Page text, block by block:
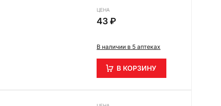
ЦЕНА
43 ₽
В наличии в 5 аптеках
В КОРЗИНУ